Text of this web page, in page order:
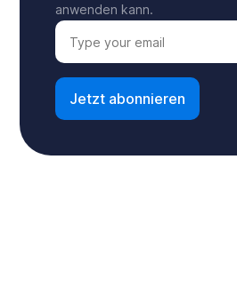
anwenden kann.